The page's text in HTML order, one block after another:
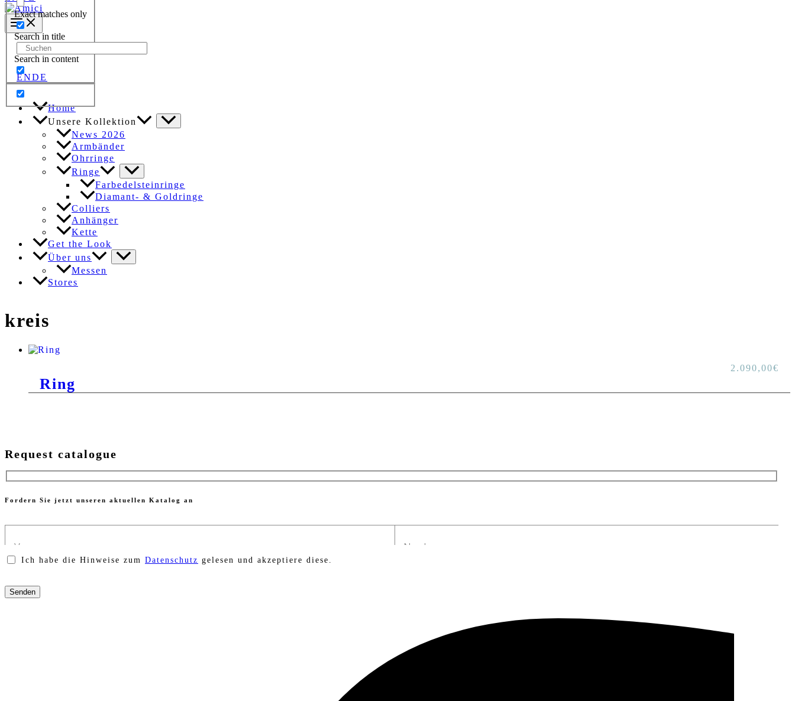
Exact matches only
Search in title
Search in content
Search
for:
ENDE
Home
Unsere Kollektion
News 2026
Armbänder
Ohrringe
Ringe
Farbedelsteinringe
Diamant- & Goldringe
Colliers
Anhänger
Kette
Get the Look
Über uns
Messen
Stores
kreis
Ring
2.090,00€
Request catalogue
Fordern Sie jetzt unseren aktuellen Katalog an
Ich habe die Hinweise zum Datenschutz gelesen und akzeptiere diese.
lasse